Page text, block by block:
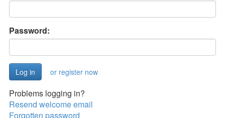
Password:
or register now
Problems logging in?
Resend welcome email
Forgotten password